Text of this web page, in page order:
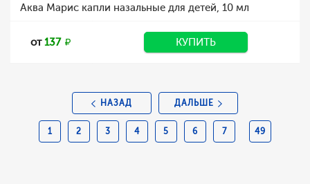
Аква Марис капли назальные для детей, 10 мл
от137 КУПИТЬ
НАЗАД
1 2 3 4 5 6 7 49
ДАЛЬШЕ